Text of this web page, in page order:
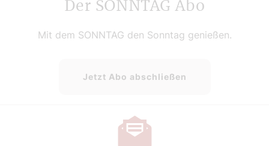
Der SONNTAG Abo
Mit dem SONNTAG den Sonntag genießen.
Jetzt Abo abschließen